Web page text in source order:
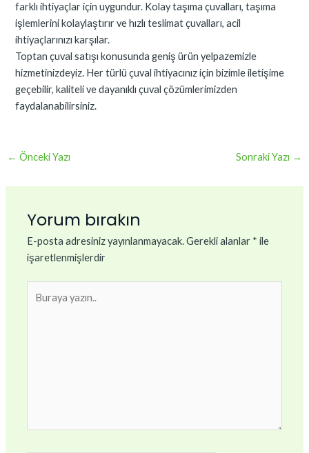
farklı ihtiyaçlar için uygundur. Kolay taşıma çuvalları, taşıma
işlemlerini kolaylaştırır ve hızlı teslimat çuvalları, acil
ihtiyaçlarınızı karşılar.
Toptan çuval satışı konusunda geniş ürün yelpazemizle
hizmetinizdeyiz. Her türlü çuval ihtiyacınız için bizimle iletişime
geçebilir, kaliteli ve dayanıklı çuval çözümlerimizden
faydalanabilirsiniz.
← Önceki Yazı Sonraki Yazı →
Yorum bırakın
E-posta adresiniz yayınlanmayacak.Gerekli alanlar * ile
işaretlenmişlerdir
yazın..